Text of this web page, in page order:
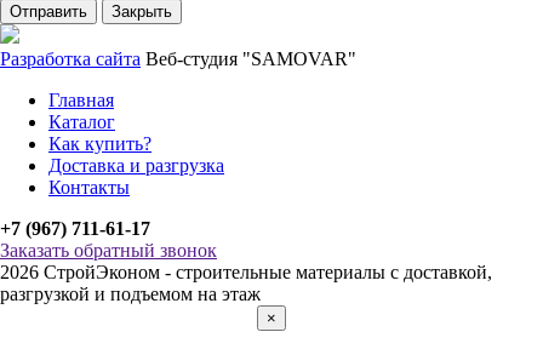
Отправить Закрыть
Разработка сайта Веб-студия "SAMOVAR"
Главная
Каталог
Как купить?
Доставка и разгрузка
Контакты
+7 (967) 711-61-17
Заказать обратный звонок
2026 СтройЭконом - строительные материалы с доставкой,
разгрузкой и подъемом на этаж
×